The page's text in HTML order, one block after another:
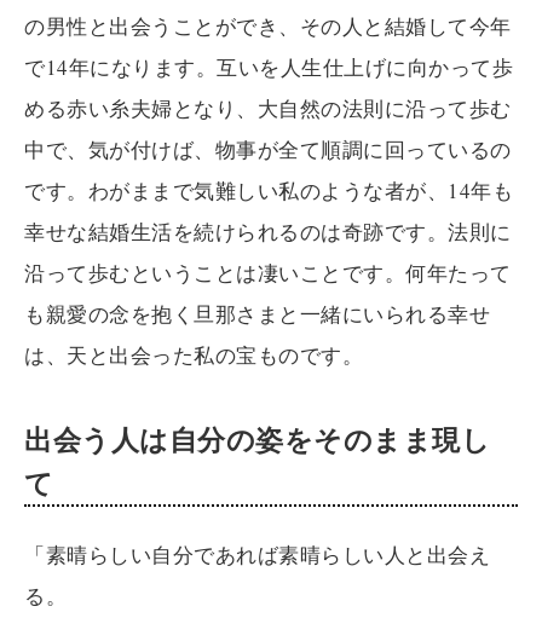
の男性と出会うことができ、その人と結婚して今年
で14年になります。互いを人生仕上げに向かって歩
める赤い糸夫婦となり、大自然の法則に沿って歩む
中で、気が付けば、物事が全て順調に回っているの
です。わがままで気難しい私のような者が、14年も
幸せな結婚生活を続けられるのは奇跡です。法則に
沿って歩むということは凄いことです。何年たって
も親愛の念を抱く旦那さまと一緒にいられる幸せ
は、天と出会った私の宝ものです。
出会う人は自分の姿をそのまま現し
て
「素晴らしい自分であれば素晴らしい人と出会え
る。